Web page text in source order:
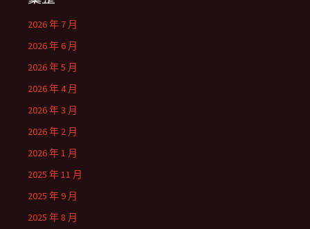
2026 年 7 月
2026 年 6 月
2026 年 5 月
2026 年 4 月
2026 年 3 月
2026 年 2 月
2026 年 1 月
2025 年 11 月
2025 年 9 月
2025 年 8 月